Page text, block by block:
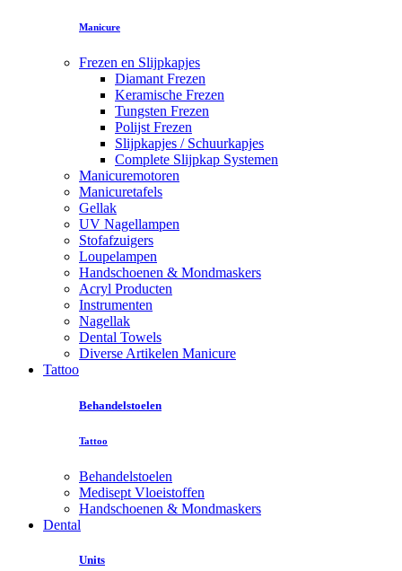
Manicure
Frezen en Slijpkapjes
Diamant Frezen
Keramische Frezen
Tungsten Frezen
Polijst Frezen
Slijpkapjes / Schuurkapjes
Complete Slijpkap Systemen
Manicuremotoren
Manicuretafels
Gellak
UV Nagellampen
Stofafzuigers
Loupelampen
Handschoenen & Mondmaskers
Acryl Producten
Instrumenten
Nagellak
Dental Towels
Diverse Artikelen Manicure
Tattoo
Behandelstoelen
Tattoo
Behandelstoelen
Medisept Vloeistoffen
Handschoenen & Mondmaskers
Dental
Units